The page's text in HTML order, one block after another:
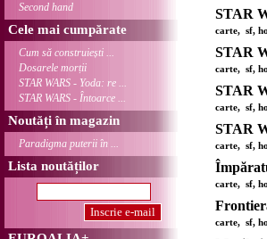
Second hand
Cele mai cumpărate
Cum să construiești ...
Dosarele morții
STAR WARS - Yoda: re ...
STAR WARS - Întoarce ...
Noutăți în magazin
Paradigma puterii în ...
Lista noutăților
STAR
carte, sf,
STAR
carte, sf,
STAR
carte, sf,
STAR
carte, sf,
carte, sf,
carte, sf,